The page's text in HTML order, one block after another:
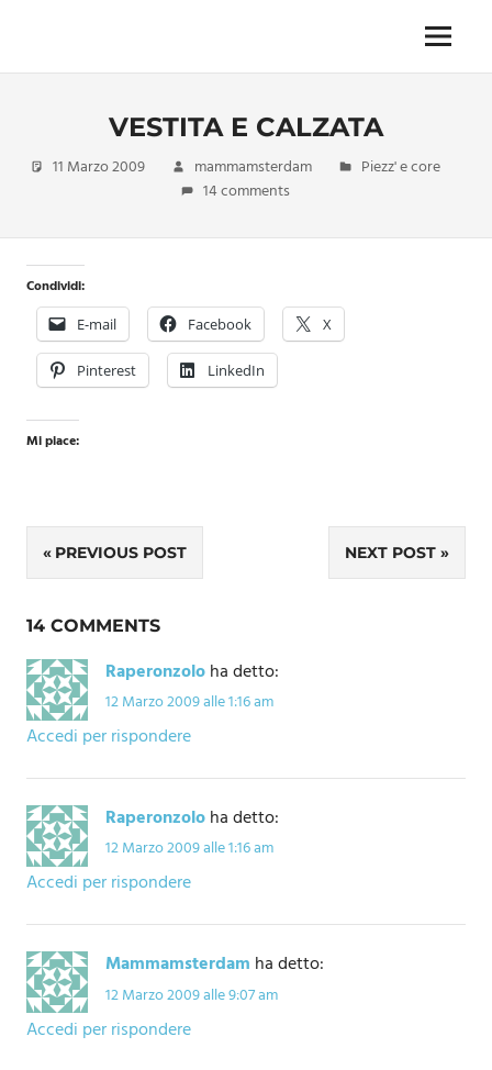
content
imprescindibile,
da
formato
monodose
nuova
confezione
migliorata
Menu
VESTITA E CALZATA
11 Marzo 2009 mammamsterdam
Piezz' e core
14 comments
Condividi:
E-mail Facebook X
Pinterest LinkedIn
Mi piace:
Navigazione
articoli
PREVIOUS POST NEXT POST
14 COMMENTS
Raperonzoloha detto:
12 Marzo 2009 alle 1:16 am
Accedi per rispondere
Raperonzoloha detto:
12 Marzo 2009 alle 1:16 am
Accedi per rispondere
Mammamsterdam ha detto:
12 Marzo 2009 alle 9:07 am
Accedi per rispondere